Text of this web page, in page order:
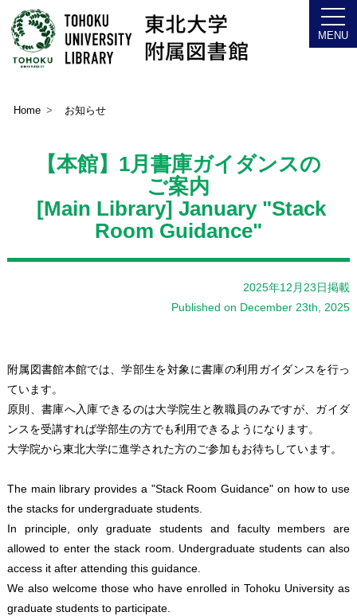
Home お知らせ
【本館】1月書庫ガイダンスの
ご案内
[Main Library] January "Stack
Room Guidance"
2025年12月23日掲載
Published on December 23th, 2025
附属図書館本館では、学部生を対象に書庫の利用ガイダンスを行っ
ています。
原則、書庫へ入庫できるのは大学院生と教職員のみですが、ガイダ
ンスを受講すれば学部生の方でも利用できるようになります。
大学院から東北大学に進学された方のご参加もお待ちしています。
The main library provides a "Stack Room Guidance" on how to use
the stacks for undergraduate students.
In principle, only graduate students and faculty members are
allowed to enter the stack room. Undergraduate students can also
access it after attending this guidance.
We also welcome those who have enrolled in Tohoku University as
graduate students to participate.